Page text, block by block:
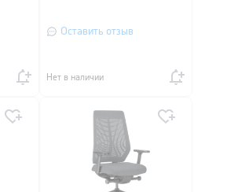
Оставить отзыв
Нет в наличии